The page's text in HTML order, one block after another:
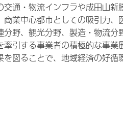
通・物流インフラや成田山新
業中心都市としての吸引力、
野、観光分野、製造・物流分
引する事業者の積極的な事業
図ることで、地域経済の好循